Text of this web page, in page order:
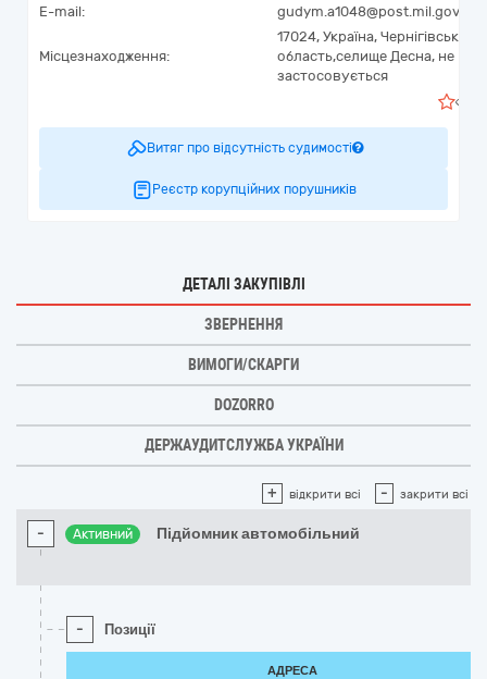
E-mail:
gudym.a1048@post.mil.gov.ua
Місцезнаходження:
17024, Україна, Чернігівська
область,селище Десна, не
застосовується
Витяг про відсутність судимості
Реєстр корупційних порушників
ДЕТАЛІ ЗАКУПІВЛІ
ЗВЕРНЕННЯ
ВИМОГИ/СКАРГИ
DOZORRO
ДЕРЖАУДИТСЛУЖБА УКРАЇНИ
+ відкрити всі - закрити всі
- Активний Підйомник автомобільний
- Позиції
АДРЕСА